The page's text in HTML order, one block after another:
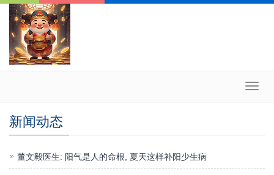
新闻动态
董文毅医生: 阳气是人的命根, 夏天这样补阳少生病